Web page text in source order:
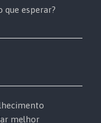
que esperar?
melhor